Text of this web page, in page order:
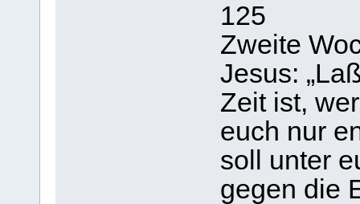
125
Zweite
Jesus:
Zeit ist,
euch nur
soll unter
gegen die